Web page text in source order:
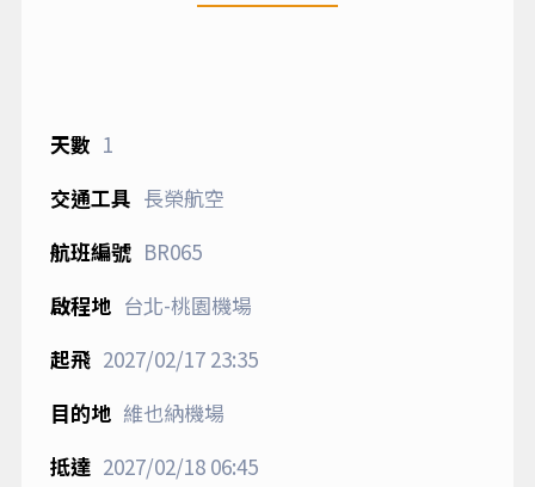
1
長榮航空
BR065
台北-桃園機場
2027/02/1723:35
維也納機場
2027/02/1806:45